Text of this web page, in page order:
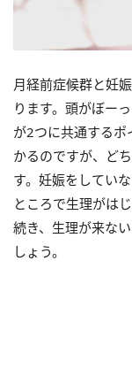
月経前症候群と妊
ります。頭がぼー
が2つに共通する
かるのですが、ど
す。妊娠をしてい
ところで生理がは
続き、生理が来な
しょう。